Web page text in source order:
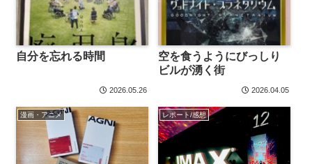
自分を忘れる時間
2026.05.26
空を食うようにびっしり
ビルが湧く街
2026.04.05
漫画・アニメ レポート/感想